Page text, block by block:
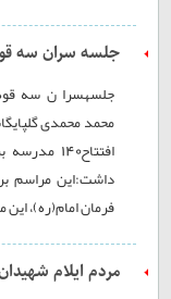
جلسه سران سه
جلسهسرا ن سه قوه
محمد محمدی
فرمان امام(ره)،
مردم ایلام